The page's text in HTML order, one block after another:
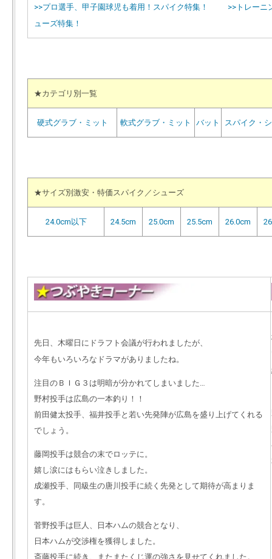
>>プロ選手、甲子園球児も着用！スパイク特集！
>>トレーニ
ューズ特集！
★カテゴリ別一覧
硬式グラブ・ミット 軟式グラブ・ミット バット スパイク・
★サイズ別激安・特価スパイク／シューズ
24.0cm以下 24.5cm 25.0cm 25.5cm 26.0cm
先日、木曜日にドラフト会議が行われましたが、
今年もいろいろなドラマがありましたね。
注目のＢＩＧ３は明暗が分かれてしまいました…
野村投手は広島の一本釣り！！
前田健太投手、福井投手と若い先発陣が広島を盛り上げてくれる
でしょう。
藤岡投手は競合の末でロッテに。
嬉し涙にはもらい泣きしました。
成瀬投手、同級生の唐川投手に続く先発として期待が高まりま
す。
菅野投手は巨人、日本ハムの競合となり、
日本ハムが交渉権を獲得しました。
斎藤投手に続き、またまたくじ運の強さを見せてくれました。